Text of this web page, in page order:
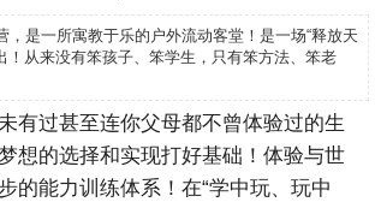
，是一所寓教于乐的户外流动客堂！是一场“释放天
！从来没有笨孩子、笨学生，只有笨方法、笨老
有过甚至连你父母都不曾体验过的生
想的选择和实现打好基础！体验与世
的能力训练体系！在“学中玩、玩中